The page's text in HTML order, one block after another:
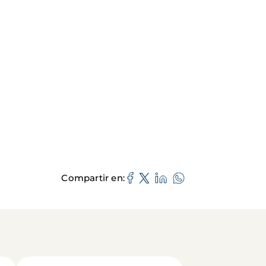
Compartir en